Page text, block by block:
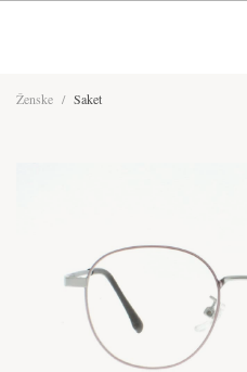
Ženske / Saket